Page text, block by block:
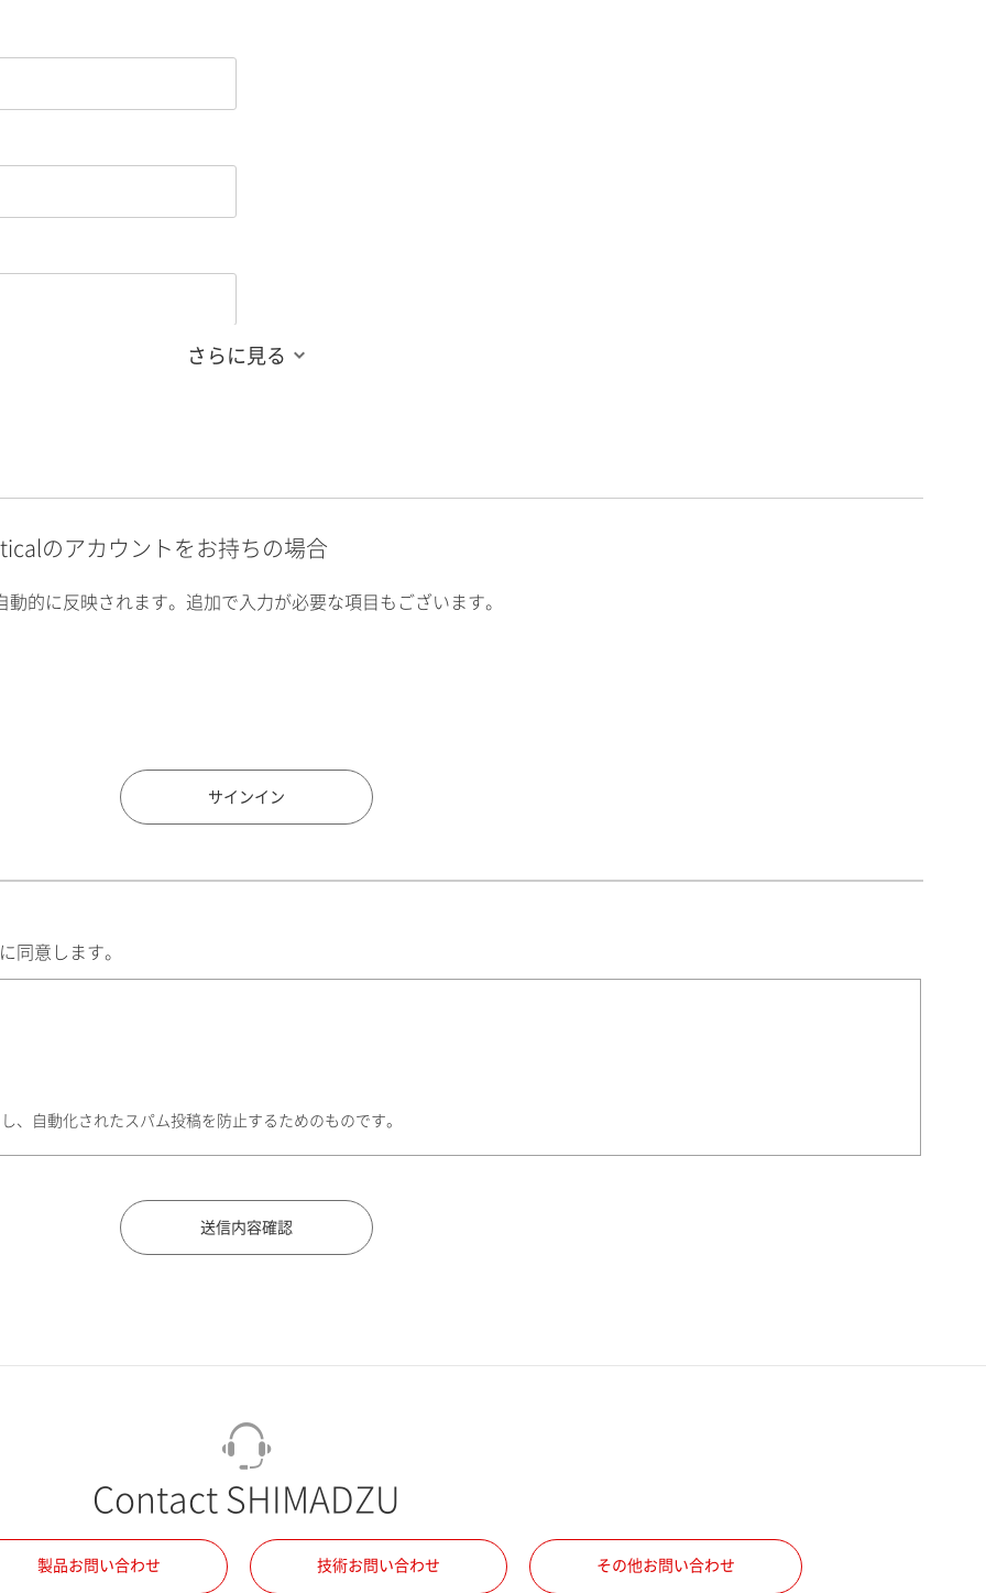
住所検索
さらに見る
のアカウントをお持ちの場合
的に反映されます。追加で入力が必要な項目もございます。
サインイン
に同意します。
、自動化されたスパム投稿を防止するためのものです。
Contact SHIMADZU
製品お問い合わせ 技術お問い合わせ その他お問い合わせ